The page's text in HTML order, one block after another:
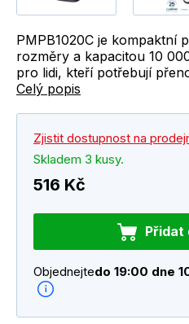
PMPB1020C je kompaktní
rozměry a kapacitou 10
pro lidi, kteří potřebují
Celý popis
Zjistit dostupnost na
Skladem 3 kusy.
516 Kč
Přidat
Objednejtedo 19:00 dne